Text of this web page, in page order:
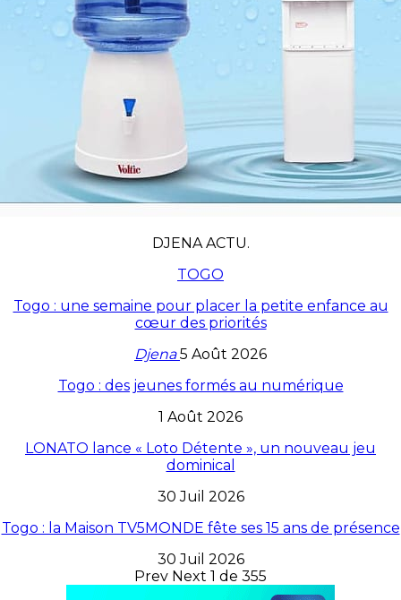
DJENA ACTU.
TOGO
Togo : une semaine pour placer la petite enfance au
cœur des priorités
Djena5 Août 2026
Togo : des jeunes formés au numérique
1 Août 2026
LONATO lance « Loto Détente », un nouveau jeu
dominical
30 Juil 2026
Togo : la Maison TV5MONDE fête ses 15 ans de présence
30 Juil 2026
Prev Next 1 de 355